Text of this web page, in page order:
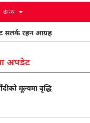
अन्य
आग्रह ग्वार्कोमा यात्रु
अपडेट
मूल्यमा वृद्धि